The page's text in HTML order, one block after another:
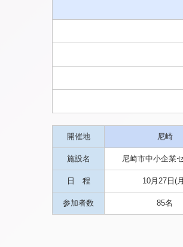
開催地 尼崎
施設名 尼崎市中小企業
日 程 10月27日(
参加者数 85名